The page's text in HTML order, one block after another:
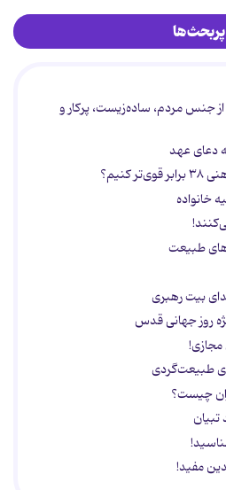
پربحث‌ها
جنس مردم، ساده‌زیست، پرکار و
دعای عهد
طبیعت
بیت رهبری
روز جهانی قدس
چیست؟
تبیان
مفید!